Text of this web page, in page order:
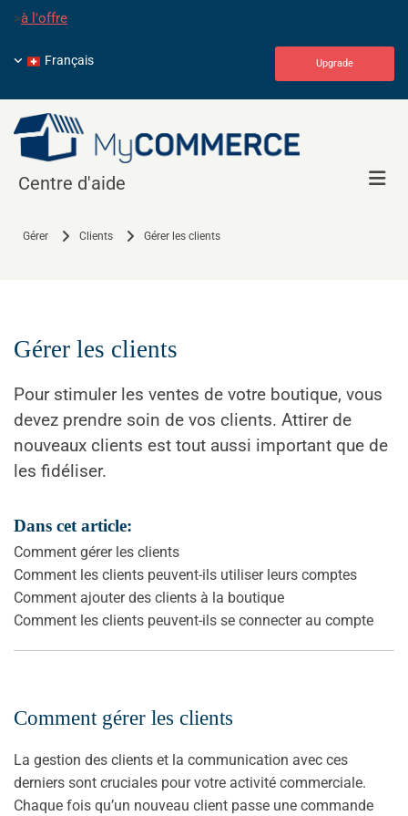
>à l'offre
Upgrade
Français
Centre d'aide
Gérer Clients Gérer les clients
Gérer les clients
Pour stimuler les ventes de votre boutique, vous
devez prendre soin de vos clients. Attirer de
nouveaux clients est tout aussi important que de
les fidéliser.
Dans cet article:
Comment gérer les clients
Comment les clients peuvent-ils utiliser leurs comptes
Comment ajouter des clients à la boutique
Comment les clients peuvent-ils se connecter au compte
Comment gérer les clients
La gestion des clients et la communication avec ces
derniers sont cruciales pour votre activité commerciale.
Chaque fois qu’un nouveau client passe une commande